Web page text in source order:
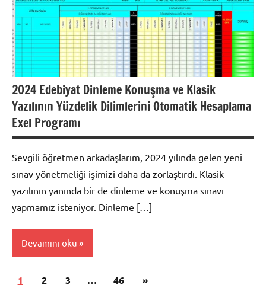
Konuları
2024 Edebiyat Dinleme Konuşma ve Klasik
Yazılının Yüzdelik Dilimlerini Otomatik Hesaplama
Exel Programı
Sevgili öğretmen arkadaşlarım, 2024 yılında gelen yeni
sınav yönetmeliği işimizi daha da zorlaştırdı. Klasik
yazılının yanında bir de dinleme ve konuşma sınavı
yapmamız isteniyor. Dinleme […]
Devamını oku
Dosyalar
Yazı
1 2 3 … 46
Sonraki
»